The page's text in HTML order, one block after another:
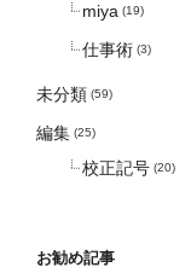
miya (19)
仕事術 (3)
未分類 (59)
編集 (25)
校正記号 (20)
お勧め記事